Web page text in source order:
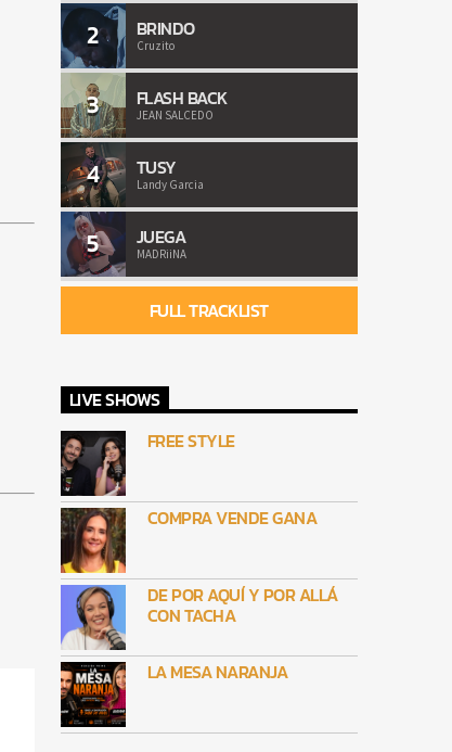
2 BRINDO
Cruzito
3 FLASH BACK
JEAN SALCEDO
4 TUSY
Landy Garcia
5 JUEGA
MADRiiNA
FULL TRACKLIST
LIVE SHOWS
FREE STYLE
COMPRA VENDE GANA
DE POR AQUÍ Y POR ALLÁ
CON TACHA
LA MESA NARANJA